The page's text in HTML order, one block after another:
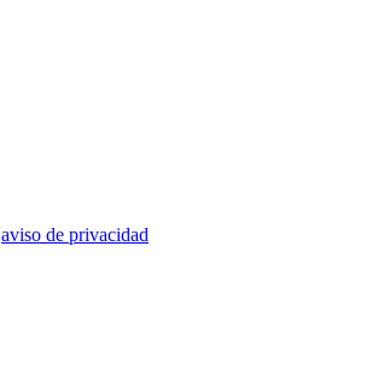
aviso de privacidad